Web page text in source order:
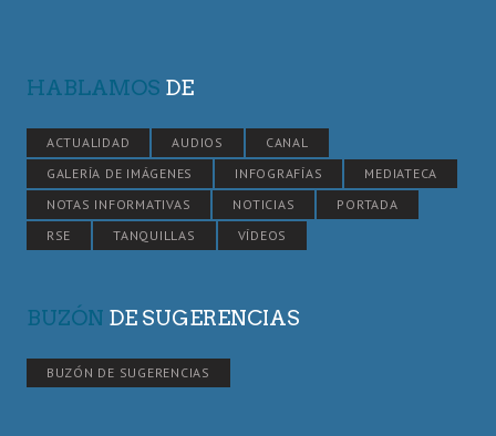
HABLAMOS DE
ACTUALIDAD AUDIOS
CANAL
GALERÍA DE IMÁGENES
INFOGRAFÍAS
MEDIATECA
NOTAS INFORMATIVAS
NOTICIAS
PORTADA
RSE
TANQUILLAS VÍDEOS
BUZÓN DE SUGERENCIAS
BUZÓN DE SUGERENCIAS